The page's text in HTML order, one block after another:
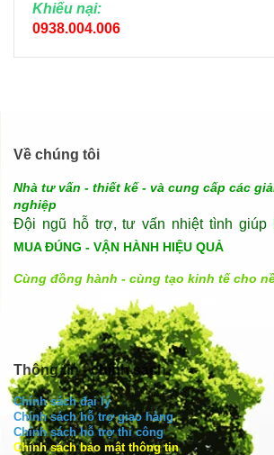
Về chúng tôi
Nhà tư vấn - thiết kế - và cung cấp các
nghiệp
Đội ngũ hỗ trợ, tư vấn nhiệt tình giúp
MUA ĐÚNG - VẬN HÀNH HIỆU QUẢ
Cùng đồng hành - cùng tạo kinh tế cho
Thông tin - chính sách
Chính sách đại lý
Chính sách hỗ trợ giao hàng
Chính sách hỗ trợ thi công
Chính sách bảo mật thông tin
Khiếu nại:
0938.004.006